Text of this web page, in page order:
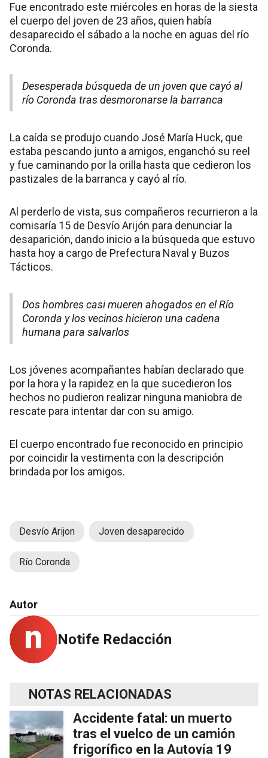
Fue encontrado este miércoles en horas de la siesta
el cuerpo del joven de 23 años, quien había
desaparecido el sábado a la noche en aguas del río
Coronda.
Desesperada búsqueda de un joven que cayó al
río Coronda tras desmoronarse la barranca
La caída se produjo cuando José María Huck, que
estaba pescando junto a amigos, enganchó su reel
y fue caminando por la orilla hasta que cedieron los
pastizales de la barranca y cayó al río.
Al perderlo de vista, sus compañeros recurrieron a la
comisaría 15 de Desvío Arijón para denunciar la
desaparición, dando inicio a la búsqueda que estuvo
hasta hoy a cargo de Prefectura Naval y Buzos
Tácticos.
Dos hombres casi mueren ahogados en el Río
Coronda y los vecinos hicieron una cadena
humana para salvarlos
Los jóvenes acompañantes habían declarado que
por la hora y la rapidez en la que sucedieron los
hechos no pudieron realizar ninguna maniobra de
rescate para intentar dar con su amigo.
El cuerpo encontrado fue reconocido en principio
por coincidir la vestimenta con la descripción
brindada por los amigos.
Desvío Arijon Joven desaparecido
Río Coronda
Autor
Notife Redacción
NOTAS RELACIONADAS
Accidente fatal: un muerto
tras el vuelco de un camión
frigorífico en la Autovía 19